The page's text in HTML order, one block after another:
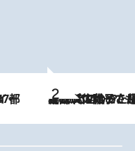
2026.8.5
【阿川佐和子さんの年とる力】なぜ70代で始めた趣味は“こんなに楽しい”のか？ ピアノ、俳句…スランプに陥っても続けられる“ある秘訣”とは